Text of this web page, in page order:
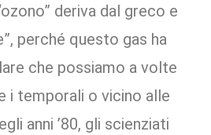
deriva dal greco e
perché questo gas ha
che possiamo a volte
i temporali o vicino alle
anni ’80, gli scienziati